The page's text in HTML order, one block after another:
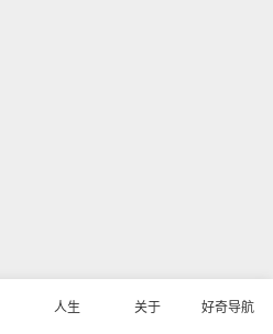
人生 关于 好奇导航